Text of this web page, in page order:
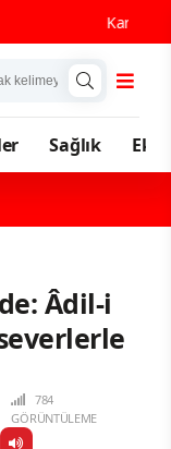
Sağlık
Âdil-i
784
GÖRÜNTÜLEME